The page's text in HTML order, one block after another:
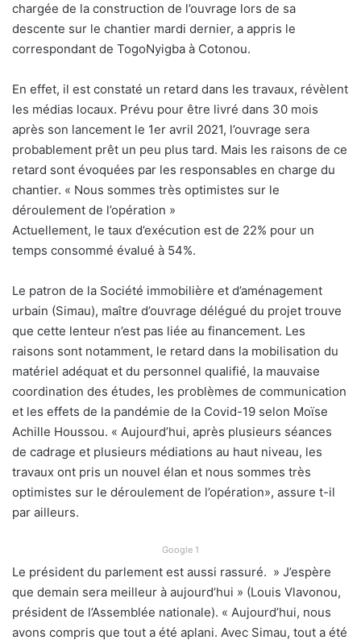
chargée de la construction de l’ouvrage lors de sa
descente sur le chantier mardi dernier, a appris le
correspondant de TogoNyigba à Cotonou.
En effet, il est constaté un retard dans les travaux, révèlent
les médias locaux. Prévu pour être livré dans 30 mois
après son lancement le 1er avril 2021, l’ouvrage sera
probablement prêt un peu plus tard. Mais les raisons de ce
retard sont évoquées par les responsables en charge du
chantier. « Nous sommes très optimistes sur le
déroulement de l’opération »
Actuellement, le taux d’exécution est de 22% pour un
temps consommé évalué à 54%.
Le patron de la Société immobilière et d’aménagement
urbain (Simau), maître d’ouvrage délégué du projet trouve
que cette lenteur n’est pas liée au financement. Les
raisons sont notamment, le retard dans la mobilisation du
matériel adéquat et du personnel qualifié, la mauvaise
coordination des études, les problèmes de communication
et les effets de la pandémie de la Covid-19 selon Moïse
Achille Houssou. « Aujourd’hui, après plusieurs séances
de cadrage et plusieurs médiations au haut niveau, les
travaux ont pris un nouvel élan et nous sommes très
optimistes sur le déroulement de l’opération», assure t-il
par ailleurs.
Google 1
Le président du parlement est aussi rassuré. » J’espère
que demain sera meilleur à aujourd’hui » (Louis Vlavonou,
président de l’Assemblée nationale). « Aujourd’hui, nous
avons compris que tout a été aplani. Avec Simau, tout a été